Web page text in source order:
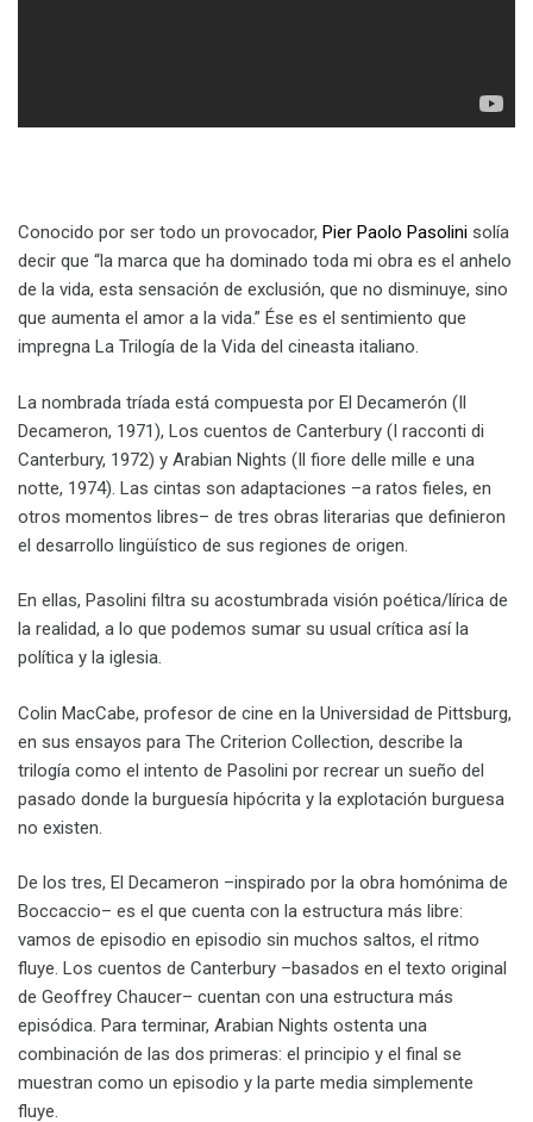
Conocido por ser todo un provocador, Pier Paolo Pasolini solía
decir que “la marca que ha dominado toda mi obra es el anhelo
de la vida, esta sensación de exclusión, que no disminuye, sino
que aumenta el amor a la vida.” Ése es el sentimiento que
impregna La Trilogía de la Vida del cineasta italiano.
La nombrada tríada está compuesta por El Decamerón (Il
Decameron, 1971), Los cuentos de Canterbury (I racconti di
Canterbury, 1972) y Arabian Nights (Il fiore delle mille e una
notte, 1974). Las cintas son adaptaciones –a ratos fieles, en
otros momentos libres– de tres obras literarias que definieron
el desarrollo lingüístico de sus regiones de origen.
En ellas, Pasolini filtra su acostumbrada visión poética/lírica de
la realidad, a lo que podemos sumar su usual crítica así la
política y la iglesia.
Colin MacCabe, profesor de cine en la Universidad de Pittsburg,
en sus ensayos para The Criterion Collection, describe la
trilogía como el intento de Pasolini por recrear un sueño del
pasado donde la burguesía hipócrita y la explotación burguesa
no existen.
De los tres, El Decameron –inspirado por la obra homónima de
Boccaccio– es el que cuenta con la estructura más libre:
vamos de episodio en episodio sin muchos saltos, el ritmo
fluye. Los cuentos de Canterbury –basados en el texto original
de Geoffrey Chaucer– cuentan con una estructura más
episódica. Para terminar, Arabian Nights ostenta una
combinación de las dos primeras: el principio y el final se
muestran como un episodio y la parte media simplemente
fluye.